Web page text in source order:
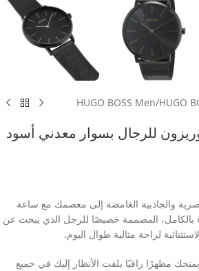
HUGO
/
HUGO BOSS Men
للرجال بسوار معدني أسود
والجاذبية الغامضة إلى معصمك مع ساعة
بالكامل، المصممة خصيصًا للرجل الذي يبحث عن
لراحة مثالية طوال اليوم.
يمنحك مظهرًا راقيًا يلفت الأنظار إليك في جميع